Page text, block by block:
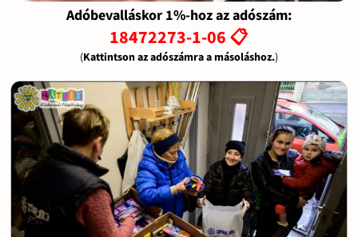
Adóbevalláskor 1%-hoz az adószám:
18472273-1-06 📋
(Kattintson az adószámra a másoláshoz.)